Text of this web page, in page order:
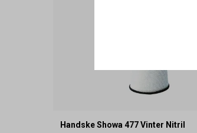
Handske Showa 477 Vinter Nitril